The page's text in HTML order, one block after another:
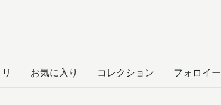
お気に入り コレクション フォロイー